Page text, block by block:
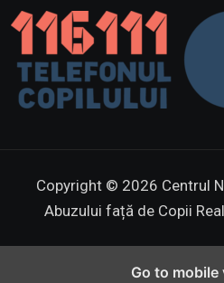
Copyright © 2026 Centrul
Abuzului față de Copii
Go to mobile